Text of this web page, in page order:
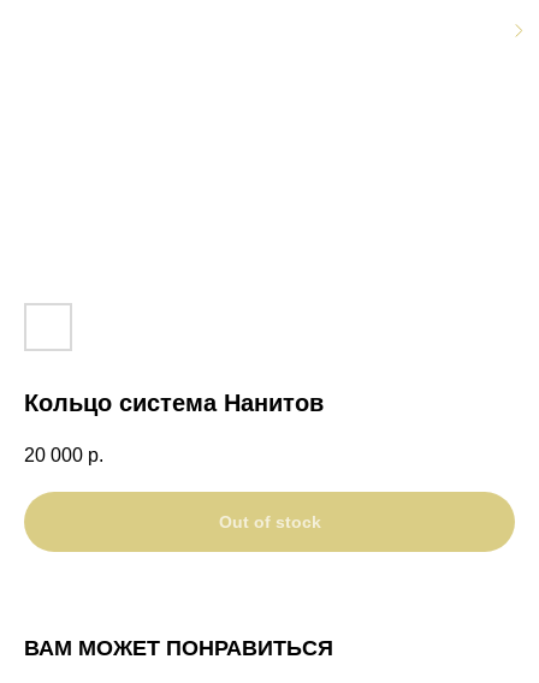
Кольцо система Нанитов
20 000 р.
Out of stock
ВАМ МОЖЕТ ПОНРАВИТЬСЯ